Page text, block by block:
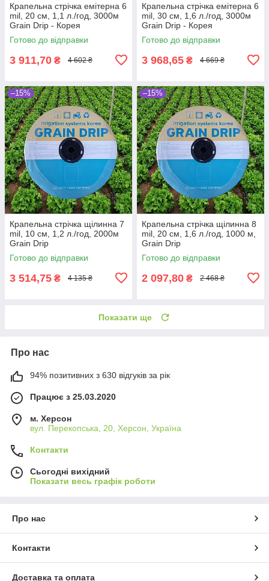
Крапельна стрічка емітерна 6
mil, 20 см, 1,1 л./год, 3000м
Grain Drip - Корея
Готово до відправки
3 911,70 ₴ 4 602 ₴
Крапельна стрічка емітерна 6
mil, 30 см, 1,6 л./год, 3000м
Grain Drip - Корея
Готово до відправки
3 968,65 ₴ 4 669 ₴
–15%
Крапельна стрічка щілинна 7
mil, 10 см, 1,2 л./год, 2000м
Grain Drip
Готово до відправки
3 514,75 ₴ 4 135 ₴
–15%
Крапельна стрічка щілинна 8
mil, 20 см, 1,6 л./год, 1000 м,
Grain Drip
Готово до відправки
2 097,80 ₴ 2 468 ₴
Показати ще
Про нас
94% позитивних з 630 відгуків за рік
Працює з 25.03.2020
м. Херсон
вул. Перекопська, 20, Херсон, Україна
Контакти
Сьогодні вихідний
Показати весь графік роботи
Про нас
Контакти
Доставка та оплата